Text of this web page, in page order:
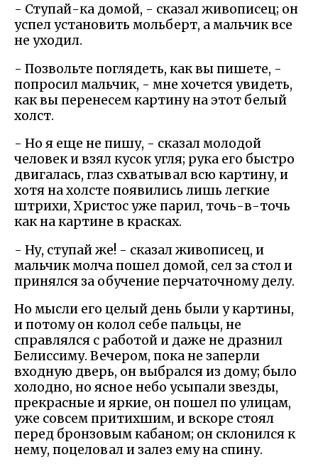
- Ступай-ка домой, - сказал живописец; он
успел установить мольберт, а мальчик все
не уходил.
- Позвольте поглядеть, как вы пишете, -
попросил мальчик, - мне хочется увидеть,
как вы перенесем картину на этот белый
холст.
- Но я еще не пишу, - сказал молодой
человек и взял кусок угля; рука его быстро
двигалась, глаз схватывал всю картину, и
хотя на холсте появились лишь легкие
штрихи, Христос уже парил, точь-в-точь
как на картине в красках.
- Ну, ступай же! - сказал живописец, и
мальчик молча пошел домой, сел за стол и
принялся за обучение перчаточному делу.
Но мысли его целый день были у картины,
и потому он колол себе пальцы, не
справлялся с работой и даже не дразнил
Белиссиму. Вечером, пока не заперли
входную дверь, он выбрался из дому; было
холодно, но ясное небо усыпали звезды,
прекрасные и яркие, он пошел по улицам,
уже совсем притихшим, и вскоре стоял
перед бронзовым кабаном; он склонился к
нему, поцеловал и залез ему на спину.